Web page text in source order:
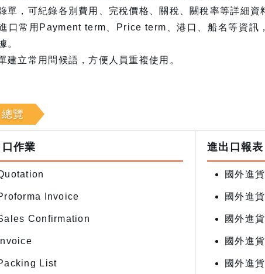
單，可紀錄各別費用、完稅價格、關稅、關稅率等詳細資
口常用Payment term、Price term、港口、船名等資
。
建立常用問候語，方便人員重複使用。
覽
作業
Invoice
Confirmation
Invoice
List
進出口報表
國外進
國外進
國外進
國外進
國外進